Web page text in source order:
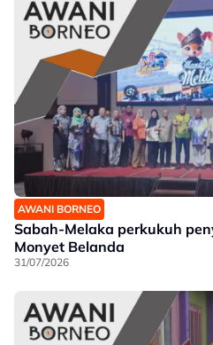
AWANI BORNEO
Sabah-Melaka perkukuh
Monyet Belanda
31/07/2026